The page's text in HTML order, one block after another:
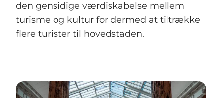
den gensidige værdiskabelse mellem
turisme og kultur for dermed at tiltrække
flere turister til hovedstaden.